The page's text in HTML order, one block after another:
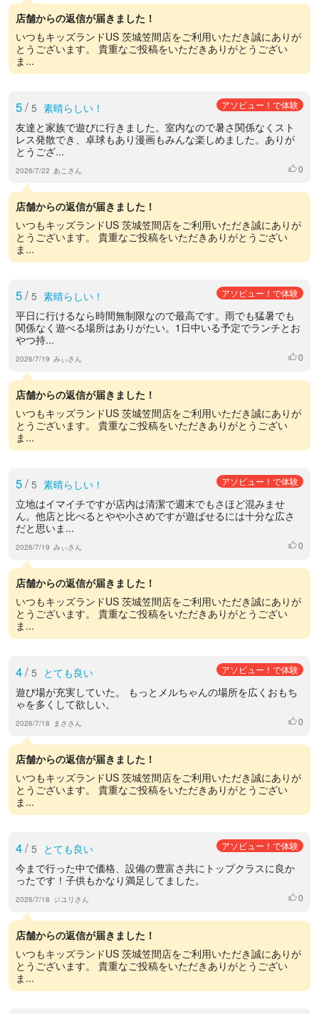
店舗からの返信が届きました！
いつもキッズランドUS 茨城笠間店をご利用いただき誠にありが
とうございます。 貴重なご投稿をいただきありがとうござい
ま...
5/ 5 素晴らしい！ アソビュー！で体験
友達と家族で遊びに行きました。室内なので暑さ関係なくスト
レス発散でき、卓球もあり漫画もみんな楽しめました。ありが
とうござ...
2026/7/22 あこさん いいね
0
店舗からの返信が届きました！
いつもキッズランドUS 茨城笠間店をご利用いただき誠にありが
とうございます。 貴重なご投稿をいただきありがとうござい
ま...
5/ 5 素晴らしい！ アソビュー！で体験
平日に行けるなら時間無制限なので最高です。雨でも猛暑でも
関係なく遊べる場所はありがたい。1日中いる予定でランチとお
やつ持...
2026/7/19 みぃさん いいね
0
店舗からの返信が届きました！
いつもキッズランドUS 茨城笠間店をご利用いただき誠にありが
とうございます。 貴重なご投稿をいただきありがとうござい
ま...
5/ 5 素晴らしい！ アソビュー！で体験
立地はイマイチですが店内は清潔で週末でもさほど混みませ
ん。他店と比べるとやや小さめですが遊ばせるには十分な広さ
だと思いま...
2026/7/19 みぃさん いいね
0
店舗からの返信が届きました！
いつもキッズランドUS 茨城笠間店をご利用いただき誠にありが
とうございます。 貴重なご投稿をいただきありがとうござい
ま...
4/ 5 とても良い アソビュー！で体験
遊び場が充実していた。 もっとメルちゃんの場所を広くおもち
ゃを多くして欲しい。
2026/7/18 まささん いいね
0
店舗からの返信が届きました！
いつもキッズランドUS 茨城笠間店をご利用いただき誠にありが
とうございます。 貴重なご投稿をいただきありがとうござい
ま...
4/ 5 とても良い アソビュー！で体験
今まで行った中で価格、設備の豊富さ共にトップクラスに良か
ったです！子供もかなり満足してました。
2026/7/18 ジユリさん いいね
0
店舗からの返信が届きました！
いつもキッズランドUS 茨城笠間店をご利用いただき誠にありが
とうございます。 貴重なご投稿をいただきありがとうござい
ま...